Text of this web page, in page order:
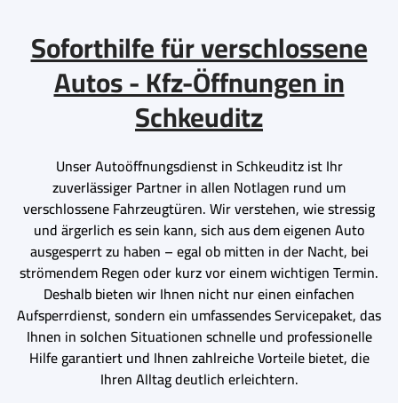
Soforthilfe für verschlossene
Autos - Kfz-Öffnungen in
Schkeuditz
Unser Autoöffnungsdienst in Schkeuditz ist Ihr
zuverlässiger Partner in allen Notlagen rund um
verschlossene Fahrzeugtüren. Wir verstehen, wie stressig
und ärgerlich es sein kann, sich aus dem eigenen Auto
ausgesperrt zu haben – egal ob mitten in der Nacht, bei
strömendem Regen oder kurz vor einem wichtigen Termin.
Deshalb bieten wir Ihnen nicht nur einen einfachen
Aufsperrdienst, sondern ein umfassendes Servicepaket, das
Ihnen in solchen Situationen schnelle und professionelle
Hilfe garantiert und Ihnen zahlreiche Vorteile bietet, die
Ihren Alltag deutlich erleichtern.